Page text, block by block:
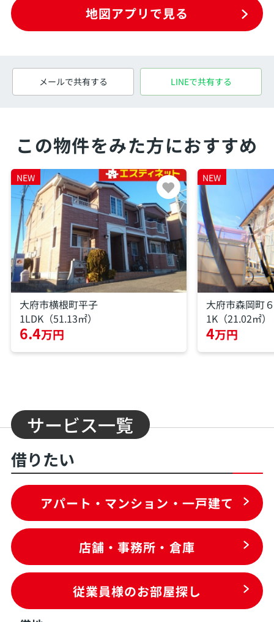
地図アプリで見る
メールで共有する LINEで共有する
この物件をみた方におすすめ
NEW
大府市横根町平子
1LDK（51.13㎡）
6.4万円
NEW
大府市森岡町
1K（21.02㎡）
4万円
サービス一覧
借りたい
アパート・マンション・一戸建て
店舗・事務所・倉庫
従業員様のお部屋探し